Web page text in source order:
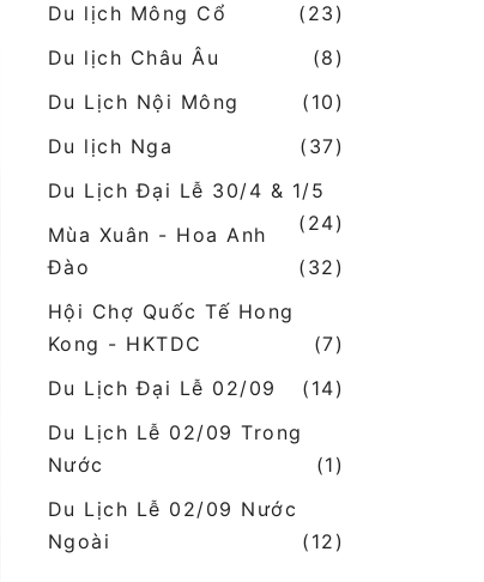
Du lịch Mông Cổ
(23)
Du lịch Châu Âu
(8)
Du Lịch Nội Mông
(10)
Du lịch Nga
(37)
Du Lịch Đại Lễ 30/4 & 1/5
(24)
Mùa Xuân - Hoa Anh
Đào
(32)
Hội Chợ Quốc Tế Hong
Kong - HKTDC
(7)
Du Lịch Đại Lễ 02/09
(14)
Du Lịch Lễ 02/09 Trong
Nước
(1)
Du Lịch Lễ 02/09 Nước
Ngoài
(12)